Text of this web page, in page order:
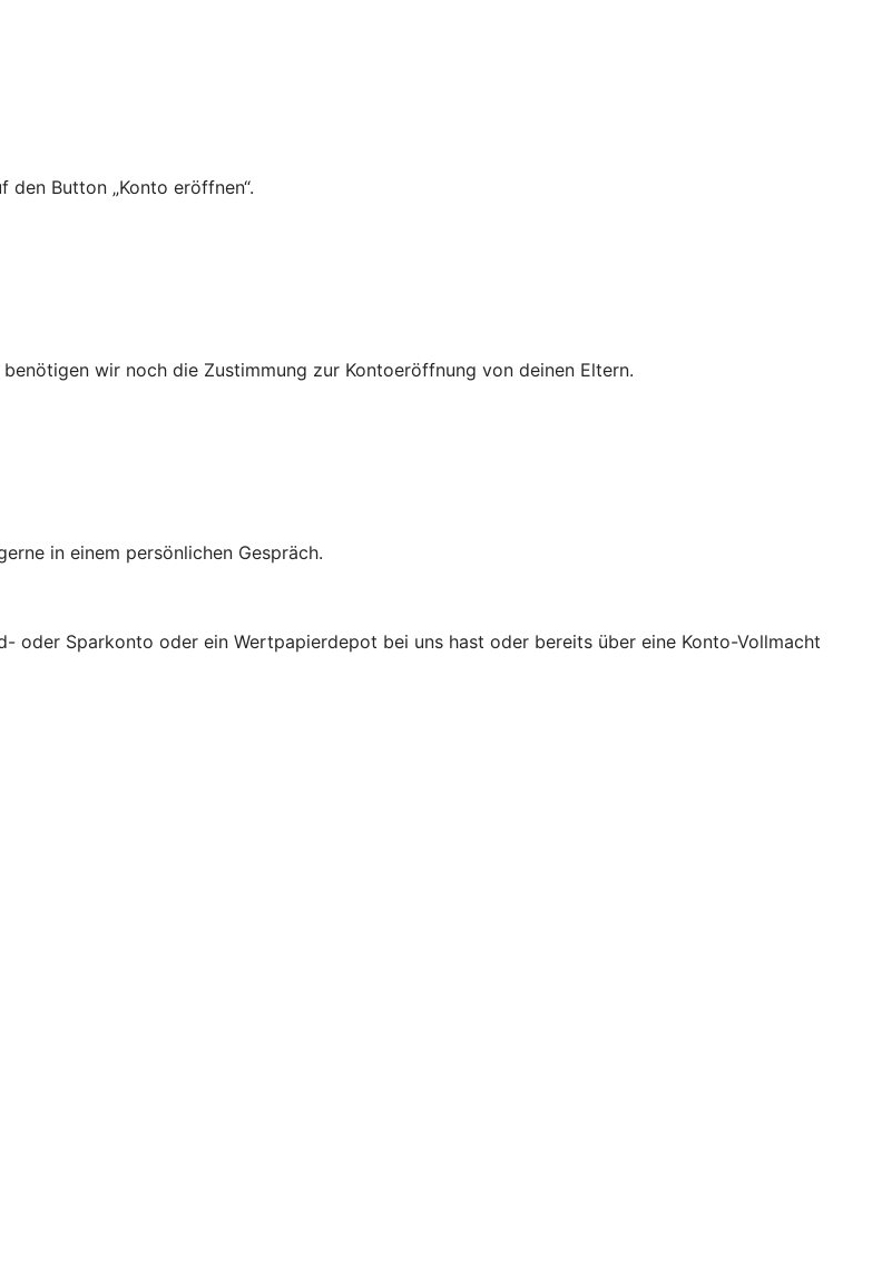
Button „Konto eröffnen“.
wir noch die Zustimmung zur Kontoeröffnung von deinen Eltern.
in einem persönlichen Gespräch.
oder Sparkonto oder ein Wertpapierdepot bei uns hast oder bereits über eine Konto-Vollmacht